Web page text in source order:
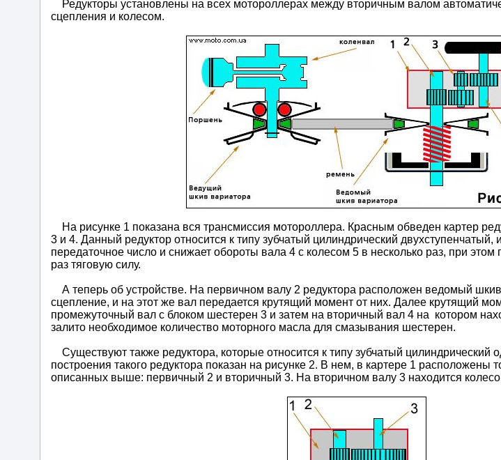
Редукторы установлены на всех мотороллерах между вторичным валом
сцепления и колесом.
На рисунке 1 показана вся трансмиссия мотороллера. Красным обведен картер
3 и 4. Данный редуктор относится к типу зубчатый цилиндрический
передаточное число и снижает обороты вала 4 с колесом 5 в несколько раз, при
раз тяговую силу.
А теперь об устройстве. На первичном валу 2 редуктора расположен ведомый
сцепление, и на этот же вал передается крутящий момент от них. Далее крутящий
промежуточный вал с блоком шестерен 3 и затем на вторичный вал 4 на котором
залито необходимое количество моторного масла для смазывания шестерен.
Существуют также редуктора, которые относится к типу зубчатый цилиндрический
построения такого редуктора показан на рисунке 2. В нем, в картере 1 расположены
описанных выше: первичный 2 и вторичный 3. На вторичном валу 3 находится